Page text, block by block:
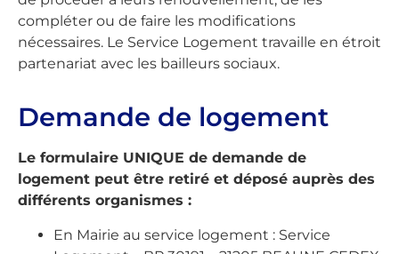
compléter ou de faire les modifications
nécessaires. Le Service Logement travaille en étroit
partenariat avec les bailleurs sociaux.
Demande de logement
Le formulaire UNIQUE de demande de
logement peut être retiré et déposé auprès des
différents organismes :
En Mairie au service logement : Service